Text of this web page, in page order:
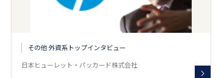
その他 外資系トップインタビュー
日本ヒューレット・パッカード株式会社